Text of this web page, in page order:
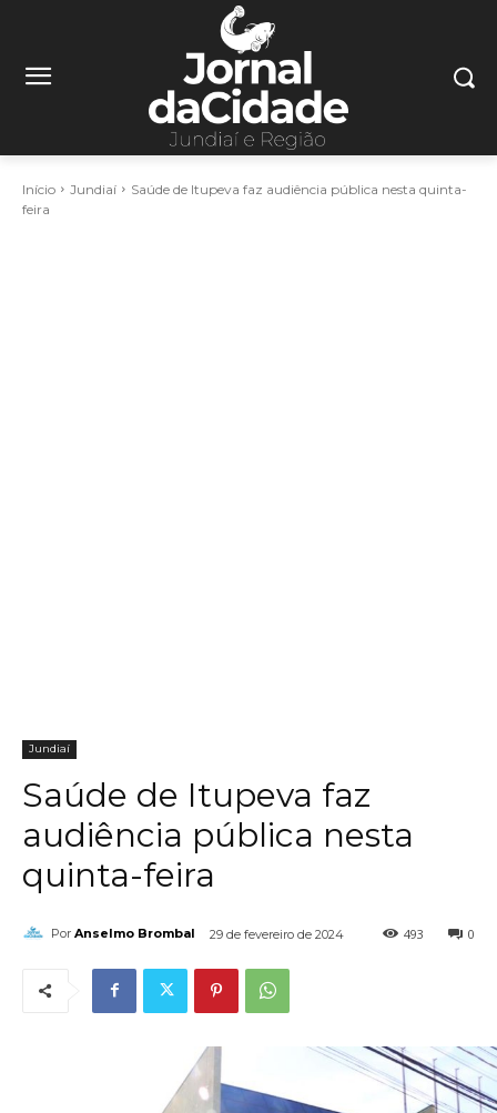
Início Jundiaí
Saúde de Itupeva faz audiência pública nesta quinta-
feira
Jundiaí
Saúde de Itupeva faz
audiência pública nesta
quinta-feira
Por Anselmo Brombal 29 de fevereiro de 2024 0
493